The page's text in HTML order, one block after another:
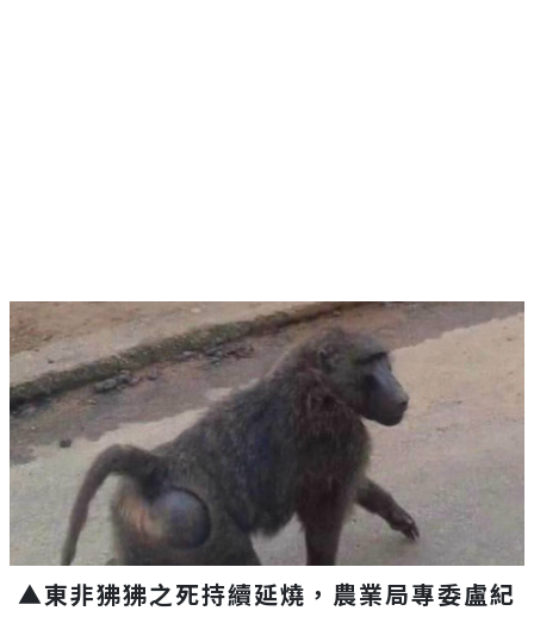
▲東非狒狒之死持續延燒，農業局專委盧紀